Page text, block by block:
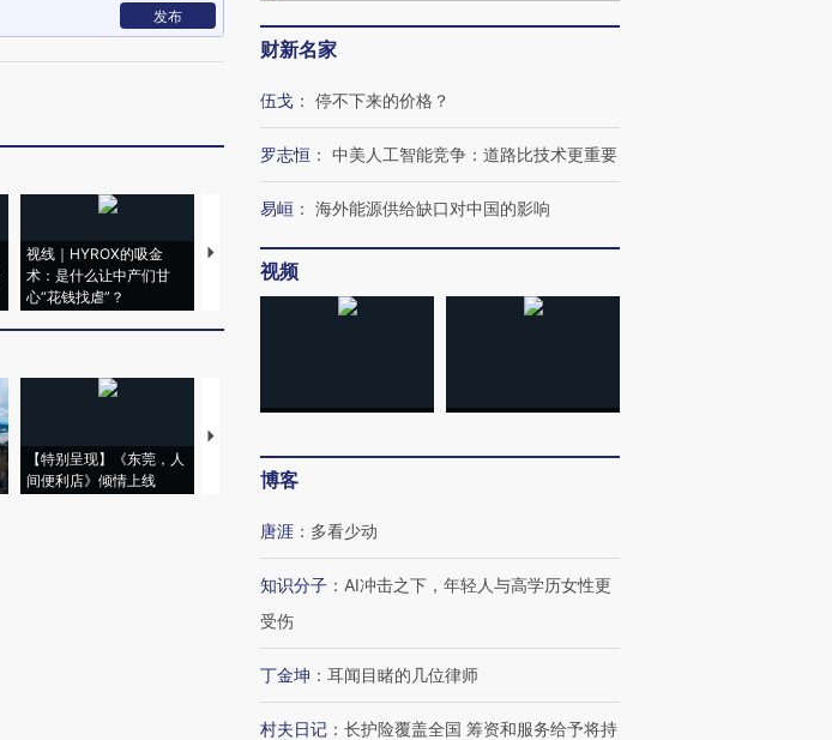
发布
视线｜HYROX的吸金
术：是什么让中产们甘
心“花钱找虐”？
马航飞行员跨国走私7万
粒摇头丸 尿检体内含3种
视线｜被称为“蟑螂”的印
育部长拱下台
视线｜“入侵”还是“人道危
飞地休达
【特别呈现】《东莞，人
间便利店》倾情上线
【推广】走进第四届链博
会，让数智科技“链”接产
【特别呈现】寻找100种
CFO：不靠规模取胜，华
财新名家
伍戈 ： 停不下来的价格？
罗志恒 ： 中美人工智能竞争：道路比技术更重要
易峘 ： 海外能源供给缺口对中国的影响
视频
博客
唐涯 ： 多看少动
知识分子 ： AI冲击之下，年轻人与高学历女性更
受伤
丁金坤 ： 耳闻目睹的几位律师
村夫日记 ： 长护险覆盖全国 筹资和服务给予将持